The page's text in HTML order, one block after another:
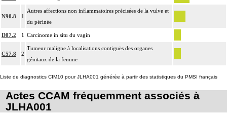
N90.8 1
Autres affections non inflammatoires précisées de la vulve et
du périnée
D07.2 1 Carcinome in situ du vagin
C57.8 2
Tumeur maligne à localisations contiguës des organes
génitaux de la femme
Liste de diagnostics CIM10 pour JLHA001 générée à partir des statistiques du PMSI français
Actes CCAM fréquemment associés à
JLHA001